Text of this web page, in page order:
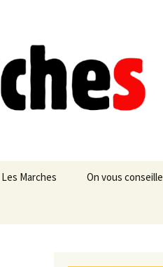
Les Marches On vous conseille